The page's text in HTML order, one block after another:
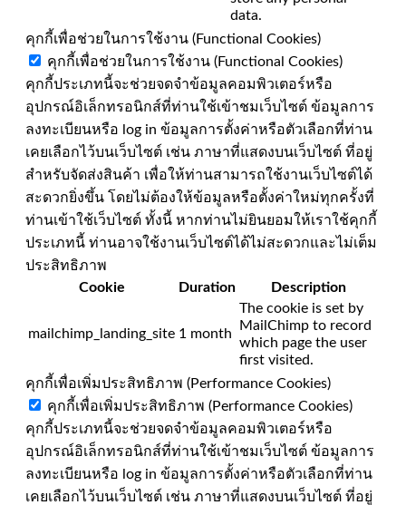
data.
คุกกี้เพื่อช่วยในการใช้งาน (Functional Cookies)
คุกกี้เพื่อช่วยในการใช้งาน (Functional Cookies)
คุกกี้ประเภทนี้จะช่วยจดจำข้อมูลคอมพิวเตอร์หรือ
อุปกรณ์อิเล็กทรอนิกส์ที่ท่านใช้เข้าชมเว็บไซต์ ข้อมูลการ
ลงทะเบียนหรือ log in ข้อมูลการตั้งค่าหรือตัวเลือกที่ท่าน
เคยเลือกไว้บนเว็บไซต์ เช่น ภาษาที่แสดงบนเว็บไซต์ ที่อยู่
สำหรับจัดส่งสินค้า เพื่อให้ท่านสามารถใช้งานเว็บไซต์ได้
สะดวกยิ่งขึ้น โดยไม่ต้องให้ข้อมูลหรือตั้งค่าใหม่ทุกครั้งที่
ท่านเข้าใช้เว็บไซต์ ทั้งนี้ หากท่านไม่ยินยอมให้เราใช้คุกกี้
ประเภทนี้ ท่านอาจใช้งานเว็บไซต์ได้ไม่สะดวกและไม่เต็ม
ประสิทธิภาพ
Cookie
Duration Description
mailchimp_landing_site 1 month
The cookie is set by
MailChimp to record
which page the user
first visited.
คุกกี้เพื่อเพิ่มประสิทธิภาพ (Performance Cookies)
คุกกี้เพื่อเพิ่มประสิทธิภาพ (Performance Cookies)
คุกกี้ประเภทนี้จะช่วยจดจำข้อมูลคอมพิวเตอร์หรือ
อุปกรณ์อิเล็กทรอนิกส์ที่ท่านใช้เข้าชมเว็บไซต์ ข้อมูลการ
ลงทะเบียนหรือ log in ข้อมูลการตั้งค่าหรือตัวเลือกที่ท่าน
เคยเลือกไว้บนเว็บไซต์ เช่น ภาษาที่แสดงบนเว็บไซต์ ที่อยู่